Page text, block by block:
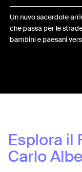
Un nuvo sacerdote
che passa per le
bambini e paesani
Esplora il
Carlo